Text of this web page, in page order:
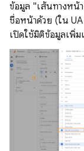
ข้อมูล "เส้นทางหน้
ชื่อหน้าด้วย (ใน
เปิดใช้มิติข้อมูลเพิ่